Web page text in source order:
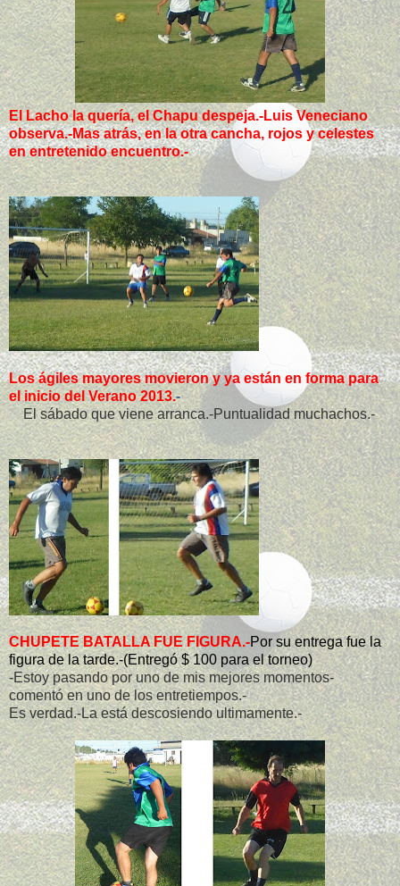
El Lacho la quería, el Chapu despeja.-Luis Veneciano
observa.-Mas atrás, en la otra cancha, rojos y celestes
en entretenido encuentro.-
Los ágiles mayores movieron y ya están en forma para
el inicio del Verano 2013.-
El sábado que viene arranca.-Puntualidad muchachos.-
CHUPETE BATALLA FUE FIGURA.-Por su entrega fue la
figura de la tarde.-(Entregó $ 100 para el torneo)
-Estoy pasando por uno de mis mejores momentos-
comentó en uno de los entretiempos.-
Es verdad.-La está descosiendo ultimamente.-